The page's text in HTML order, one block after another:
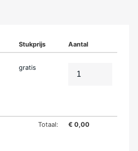
Stukprijs Aantal
gratis
Totaal: € 0,00